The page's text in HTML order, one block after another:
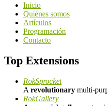
Inicio
Quiénes somos
Artículos
Programación
Contacto
Top Extensions
RokSprocket
A revolutionary multi-
RokGallery